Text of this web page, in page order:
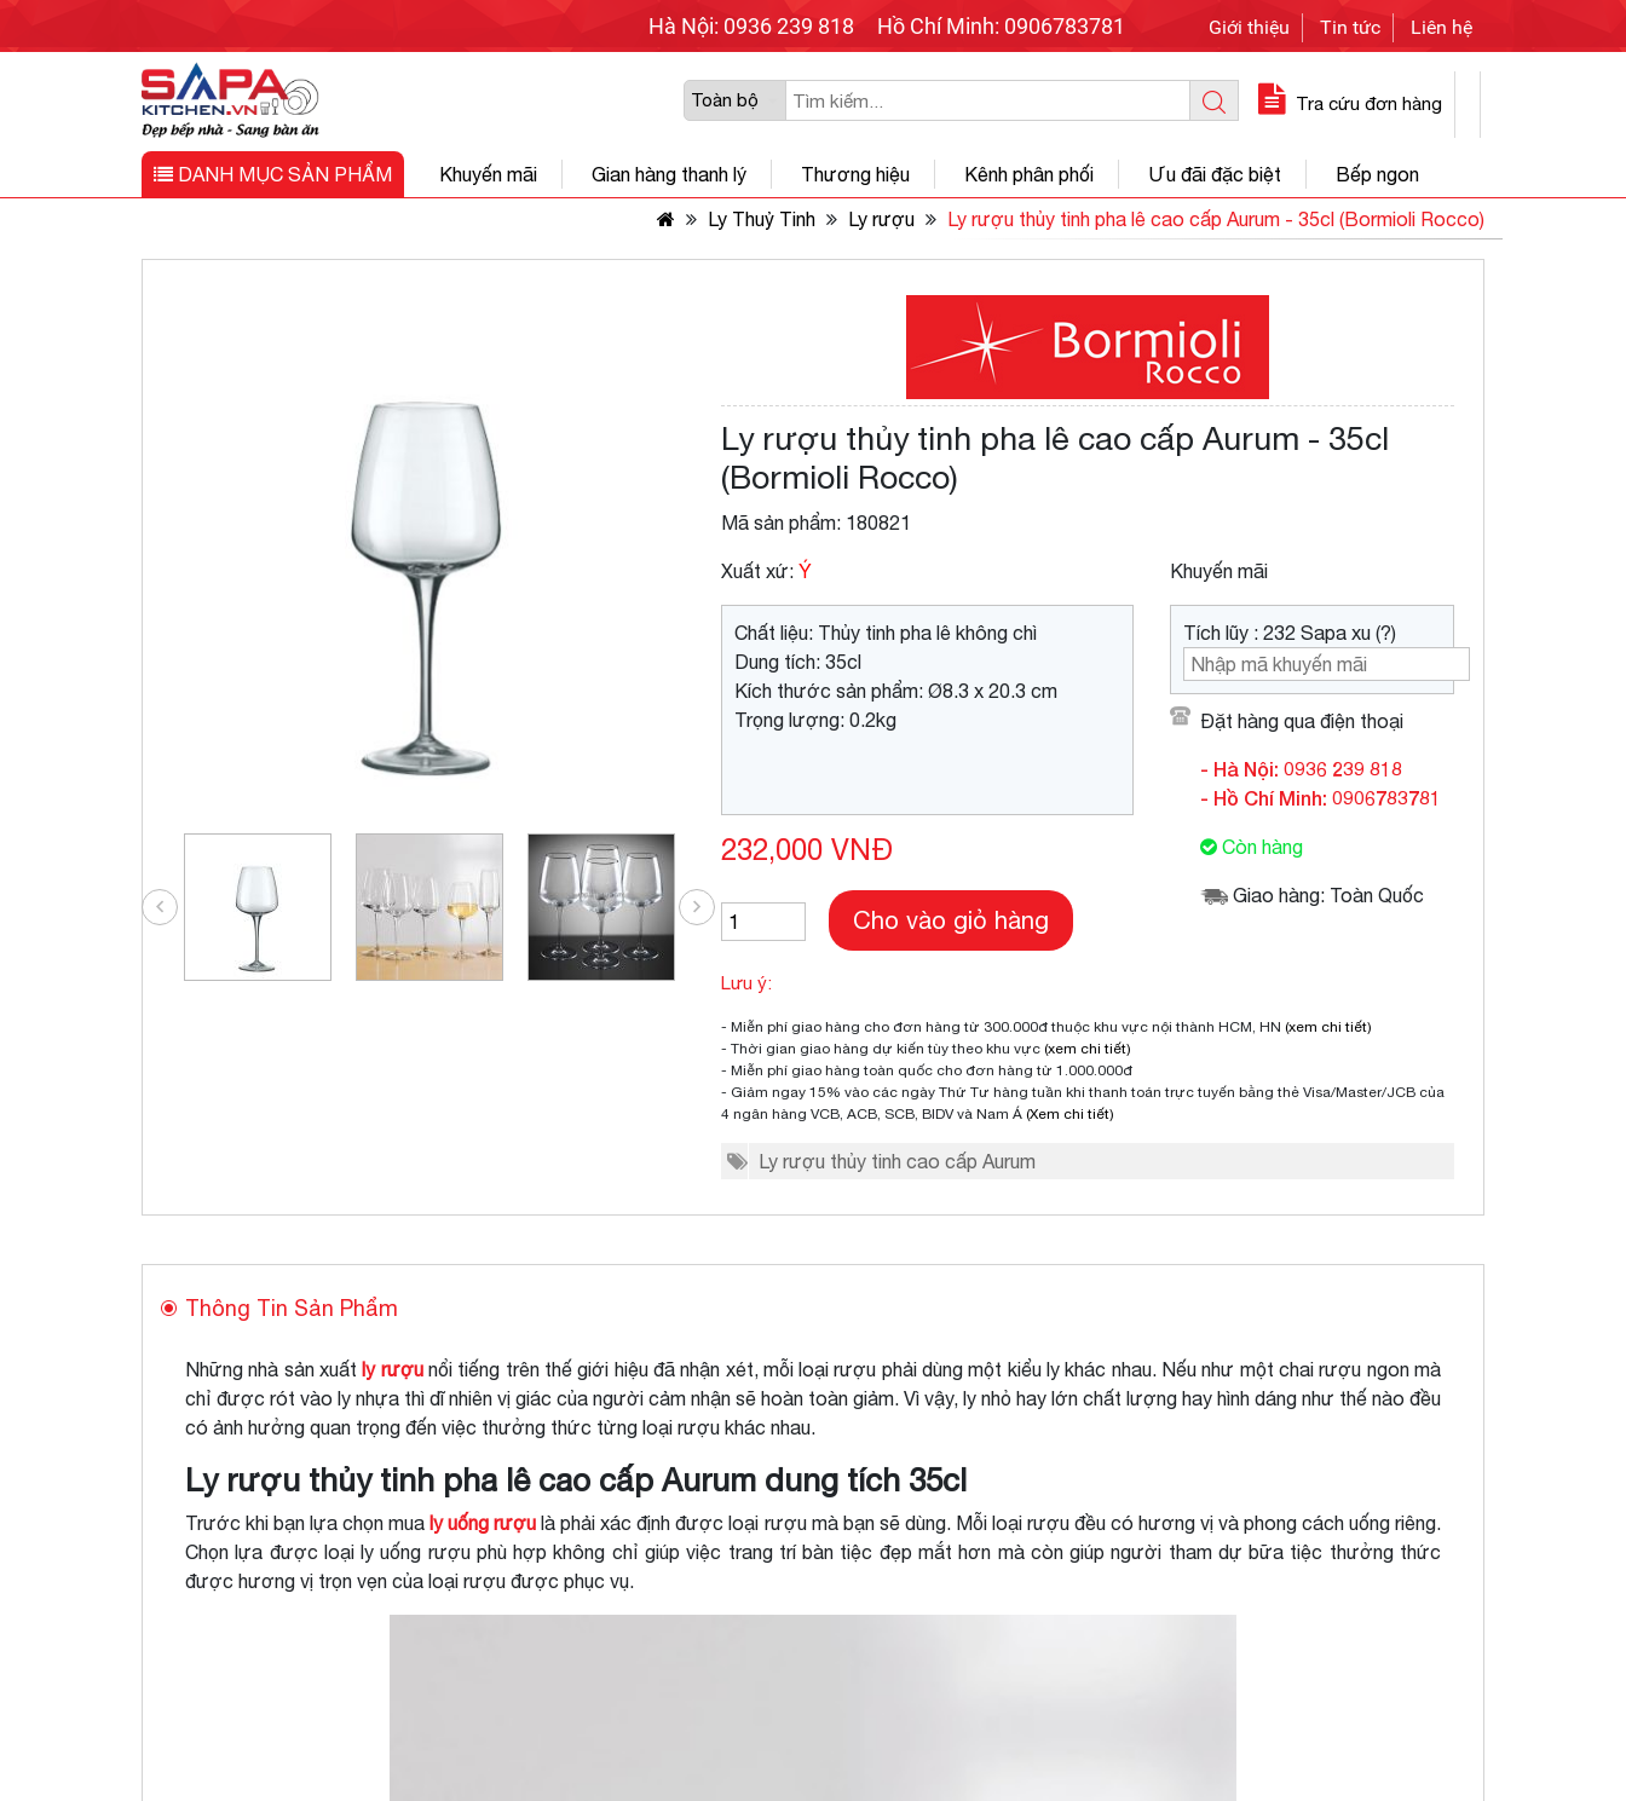
Hà Nội: 0936 239 818 Hồ Chí Minh: 0906783781 Giới thiệu Tin tức Liên hệ
Tra cứu đơn hàng
DANH MỤC SẢN PHẨM Khuyến mãi Gian hàng thanh lý Thương hiệu Kênh phân phối Ưu đãi đặc biệt Bếp ngon
Ly Thuỷ Tinh Ly rượu Ly rượu thủy tinh pha lê cao cấp Aurum - 35cl (Bormioli Rocco)
Ly rượu thủy tinh pha lê cao cấp Aurum - 35cl
(Bormioli Rocco)
Mã sản phẩm: 180821
Xuất xứ:Ý
Chất liệu: Thủy tinh pha lê không chì
Dung tích: 35cl
Kích thước sản phẩm: Ø8.3 x 20.3 cm
Trọng lượng: 0.2kg
232,000 VNĐ
Cho vào giỏ hàng
Khuyến mãi
Tích lũy : 232 Sapa xu (?)
Đặt hàng qua điện thoại
- Hà Nội: 0936 239 818
- Hồ Chí Minh: 0906783781
Còn hàng
Giao hàng: Toàn Quốc
Lưu ý:
- Miễn phí giao hàng cho đơn hàng từ 300.000đ thuộc khu vực nội thành HCM, HN (xem chi tiết)
- Thời gian giao hàng dự kiến tùy theo khu vực (xem chi tiết)
- Miễn phí giao hàng toàn quốc cho đơn hàng từ 1.000.000đ
- Giảm ngay 15% vào các ngày Thứ Tư hàng tuần khi thanh toán trực tuyến bằng thẻ Visa/Master/JCB của
4 ngân hàng VCB, ACB, SCB, BIDV và Nam Á (Xem chi tiết)
Ly rượu thủy tinh cao cấp Aurum
Thông Tin Sản Phẩm
Những nhà sản xuấtly rượunổi tiếng trên thế giới hiệu đã nhận xét, mỗi loại rượu phải dùng một kiểu ly khác nhau. Nếu như một chai rượu ngon mà
chỉ được rót vào ly nhựa thì dĩ nhiên vị giác của người cảm nhận sẽ hoàn toàn giảm. Vì vậy, ly nhỏ hay lớn chất lượng hay hình dáng như thế nào đều
có ảnh hưởng quan trọng đến việc thưởng thức từng loại rượu khác nhau.
Ly rượu thủy tinh pha lê cao cấp Aurum dung tích 35cl
Trước khi bạn lựa chọn mualy uống rượu là phải xác định được loại rượu mà bạn sẽ dùng. Mỗi loại rượu đều có hương vị và phong cách uống riêng.
Chọn lựa được loại ly uống rượu phù hợp không chỉ giúp việc trang trí bàn tiệc đẹp mắt hơn mà còn giúp người tham dự bữa tiệc thưởng thức
được hương vị trọn vẹn của loại rượu được phục vụ.